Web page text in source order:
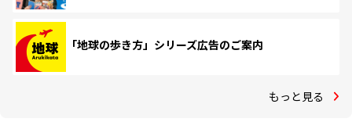
「地球の歩き方」シリーズ広告のご案内
もっと見る